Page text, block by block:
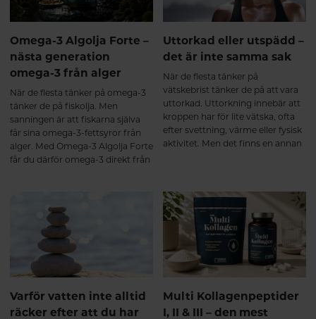
samtidigt som nedbrytningen
gradvis ökar. Ålder, fysisk
belastning, stillasittande, stress
och andra livsstilsfaktorer kan
också påverka kroppens
kollagenbalans¹. Resultatet blir
att bindväven successivt förlorar
en del av sin styrka och elasticitet,
vilket kan bidra till att kroppen
känns stelare och
återhämtningen tar längre tid.
hydrolyserade kollagenpeptider.
Det innebär att kollagenet redan
brutits ner till mindre peptider
som tas upp effektivt i
tunntarmen. Efter upptaget
transporteras kollagenpeptiderna
via blodet till olika vävnader i
av dessa bioaktiva peptider inte
bara fungerar som byggstenar,
Omega-3 Algolja Forte –
nästa generation
omega-3 från alger
När de flesta tänker på omega-3
tänker de på fiskolja. Men
sanningen är att fiskarna själva
får sina omega-3-fettsyror från
alger. Med Omega-3 Algolja Forte
får du därför omega-3 direkt från
triglyceridformen.
Uttorkad eller utspädd –
det är inte samma sak
När de flesta tänker på
vätskebrist tänker de på att vara
uttorkad. Uttorkning innebär att
kroppen har för lite vätska, ofta
efter svettning, värme eller fysisk
aktivitet. Men det finns en annan
Varför vatten inte alltid
räcker efter att du har
Multi Kollagenpeptider
I, II & III – den mest